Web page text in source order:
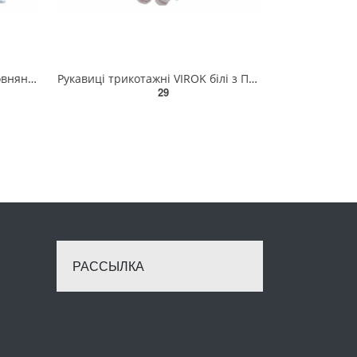
Рукавиці робочі однопалі бавовняні з брезентовим надолонником, вогнетривке покриття(DW) 83V150
Рукавиці трикотажні VIROK білі з ПВХ крапкою (5 ниток; 70%- бавовна, 30%- поліестер), розм. 10 83V00
29
РАССЫЛКА